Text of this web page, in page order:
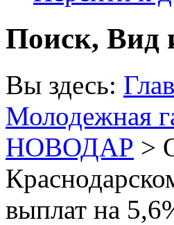
Поиск, Вид
Вы здесь:
Молодежная
НОВОДАР >
выплат на